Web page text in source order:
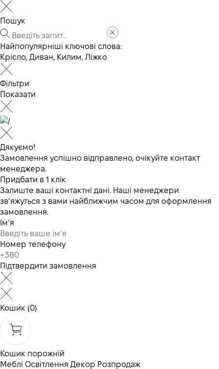
Пошук
Найпопулярніші ключові слова:
Крісло, Диван, Килим, Ліжко
Фільтри
Показати
Дякуємо!
Замовлення успішно відправлено, очікуйте контакт
менеджера.
Придбати в 1 клік
Залиште ваші контактні дані. Наші менеджери
зв’яжуться з вами найближчим часом для оформлення
замовлення.
Ім’я
Номер телефону
Підтвердити замовлення
Кошик (0)
Кошик порожній
Меблі Освітлення Декор Розпродаж